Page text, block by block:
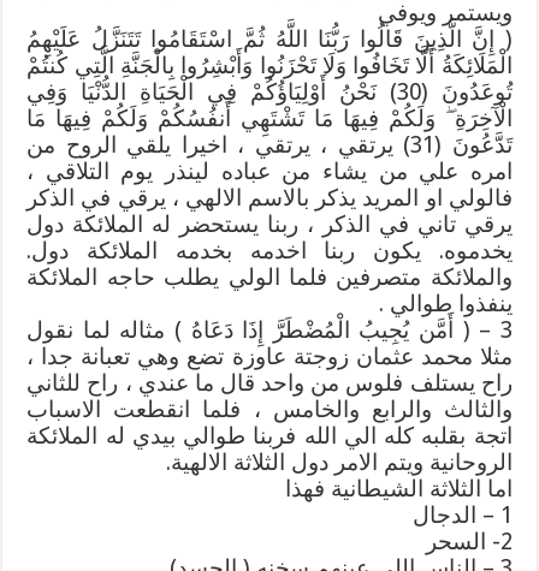
ويستمر ويوفي
( إِنَّ الَّذِينَ قَالُوا رَبُّنَا اللَّهُ ثُمَّ اسْتَقَامُوا تَتَنَزَّلُ عَلَيْهِمُ
الْمَلَائِكَةُ أَلَّا تَخَافُوا وَلَا تَحْزَنُوا وَأَبْشِرُوا بِالْجَنَّةِ الَّتِي كُنتُمْ
تُوعَدُونَ (30) نَحْنُ أَوْلِيَاؤُكُمْ فِي الْحَيَاةِ الدُّنْيَا وَفِي
الْآخِرَةِ ۖ وَلَكُمْ فِيهَا مَا تَشْتَهِي أَنفُسُكُمْ وَلَكُمْ فِيهَا مَا
تَدَّعُونَ (31) يرتقي ، يرتقي ، اخيرا يلقي الروح من
امره علي من يشاء من عباده لينذر يوم التلاقي ،
فالولي او المريد يذكر بالاسم الالهي ، يرقي في الذكر
يرقي تاني في الذكر ، ربنا يستحضر له الملائكة دول
يخدموه. يكون ربنا اخدمه بخدمه الملائكة دول.
والملائكة متصرفين فلما الولي يطلب حاجه الملائكة
ينفذوا طوالي .
3 – ( أَمَّن يُجِيبُ الْمُضْطَرَّ إِذَا دَعَاهُ ) مثاله لما نقول
مثلا محمد عثمان زوجتة عاوزة تضع وهي تعبانة جدا ،
راح يستلف فلوس من واحد قال ما عندي ، راح للثاني
والثالث والرابع والخامس ، فلما انقطعت الاسباب
اتجة بقلبه كله الي الله فربنا طوالي بيدي له الملائكة
الروحانية ويتم الامر دول الثلاثة الالهية.
اما الثلاثة الشيطانية فهذا
1 – الدجال
2- السحر